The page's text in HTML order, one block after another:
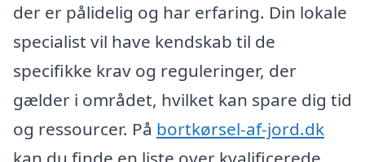
der er pålidelig og har erfaring. Din lokale
specialist vil have kendskab til de
specifikke krav og reguleringer, der
gælder i området, hvilket kan spare dig tid
og ressourcer. På bortkørsel-af-jord.dk